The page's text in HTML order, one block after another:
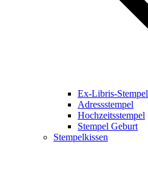
Ex-Libris-Stempel
Adressstempel
Hochzeitsstempel
Stempel Geburt
Stempelkissen